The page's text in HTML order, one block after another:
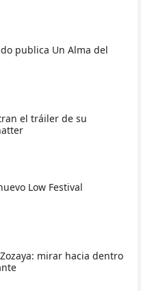
publica Un Alma del
el tráiler de su
Low Festival
mirar hacia dentro